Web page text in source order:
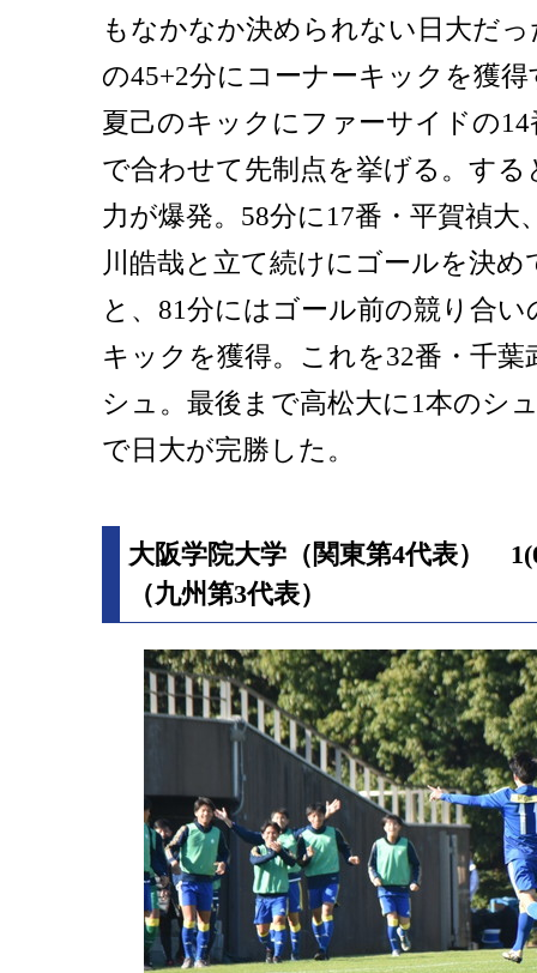
もなかなか決められない日大だ
の45+2分にコーナーキックを獲
夏己のキックにファーサイドの
で合わせて先制点を挙げる。する
力が爆発。58分に17番・平賀禎大
川皓哉と立て続けにゴールを決め
と、81分にはゴール前の競り合
キックを獲得。これを32番・千
シュ。最後まで高松大に1本のシ
で日大が完勝した。
大阪学院大学（関東第4代表）
（九州第3代表）